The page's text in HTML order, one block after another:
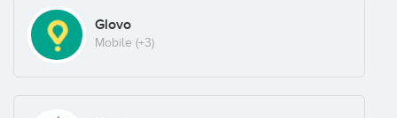
Glovo
Mobile (+3)